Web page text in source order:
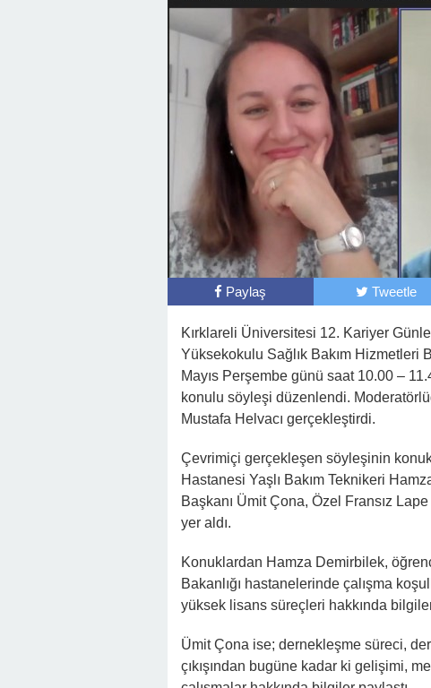
Paylaş Tweetle
Kırklareli Üniversitesi 12. Kariyer
Yüksekokulu Sağlık Bakım Hizmetleri
Mayıs Perşembe günü saat 10.00 –
konulu söyleşi düzenlendi.
Mustafa Helvacı gerçekleştirdi.
Çevrimiçi gerçekleşen söyleşinin
Hastanesi Yaşlı Bakım Teknikeri
Başkanı Ümit Çona, Özel Fransız
yer aldı.
Konuklardan Hamza Demirbilek,
Bakanlığı hastanelerinde çalışma
yüksek lisans süreçleri hakkında
Ümit Çona ise; dernekleşme süreci,
çıkışından bugüne kadar ki gelişimi,